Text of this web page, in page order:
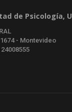
de Psicología,
- Montevideo